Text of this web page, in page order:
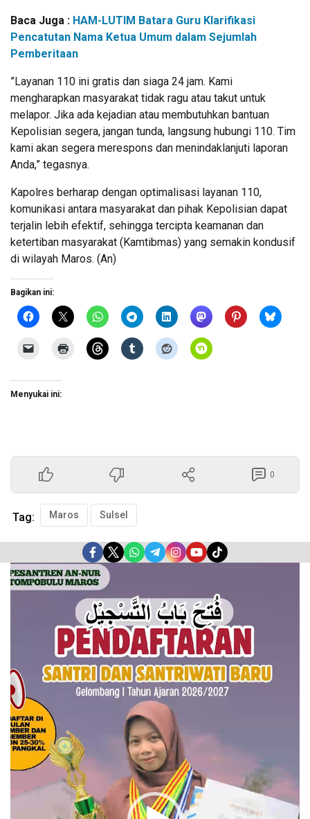
Baca Juga : HAM-LUTIM Batara Guru Klarifikasi
Pencatutan Nama Ketua Umum dalam Sejumlah
Pemberitaan
​”Layanan 110 ini gratis dan siaga 24 jam. Kami
mengharapkan masyarakat tidak ragu atau takut untuk
melapor. Jika ada kejadian atau membutuhkan bantuan
Kepolisian segera, jangan tunda, langsung hubungi 110. Tim
kami akan segera merespons dan menindaklanjuti laporan
Anda,” tegasnya.
​Kapolres berharap dengan optimalisasi layanan 110,
komunikasi antara masyarakat dan pihak Kepolisian dapat
terjalin lebih efektif, sehingga tercipta keamanan dan
ketertiban masyarakat (Kamtibmas) yang semakin kondusif
di wilayah Maros. (An)
Bagikan ini:
Menyukai ini:
0
Tag: Maros Sulsel
Pemutar
Video